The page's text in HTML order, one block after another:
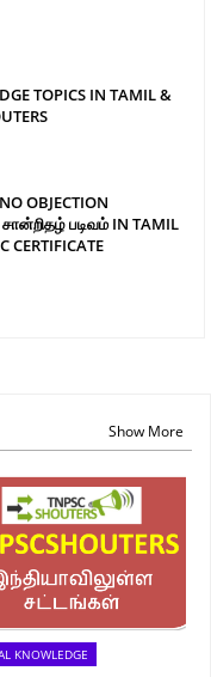
TOPICS IN TAMIL &
OBJECTION
படிவம் IN TAMIL
CERTIFICATE
Show More
KNOWLEDGE